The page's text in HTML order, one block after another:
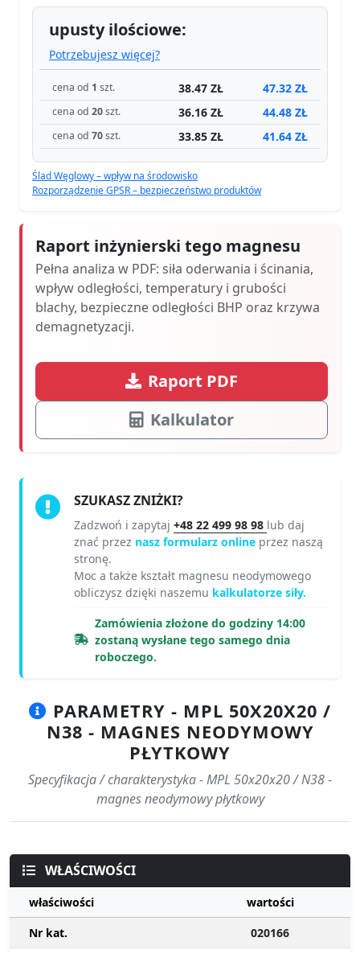
upusty ilościowe:
Potrzebujesz więcej?
cena od 1 szt. 38.47 ZŁ 47.32 ZŁ
cena od 20szt. 36.16 ZŁ 44.48 ZŁ
cena od 70szt. 33.85 ZŁ 41.64 ZŁ
Ślad Węglowy – wpływ na środowisko
Rozporządzenie GPSR – bezpieczeństwo produktów
Raport inżynierski tego magnesu
Pełna analiza w PDF: siła oderwania i ścinania,
wpływ odległości, temperatury i grubości
blachy, bezpieczne odległości BHP oraz krzywa
demagnetyzacji.
Raport PDF
Kalkulator
SZUKASZ ZNIŻKI?
Zadzwoń i zapytaj +48 22 499 98 98 lub daj
znać przez nasz formularz online przez naszą
stronę.
Moc a także kształt magnesu neodymowego
obliczysz dzięki naszemu kalkulatorze siły.
Zamówienia złożone do godziny 14:00
zostaną wysłane tego samego dnia
roboczego.
PARAMETRY - MPL 50X20X20 /
N38 - MAGNES NEODYMOWY
PŁYTKOWY
Specyfikacja / charakterystyka - MPL 50x20x20 / N38 -
magnes neodymowy płytkowy
WŁAŚCIWOŚCI
właściwości
wartości
Nr kat.
020166